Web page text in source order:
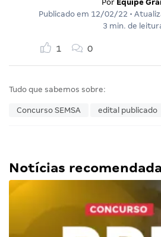
Por Equipe
Publicado em 12/02/22 •
3 min. de
1 0
Tudo que sabemos sobre:
Concurso SEMSA edital publicado
Notícias